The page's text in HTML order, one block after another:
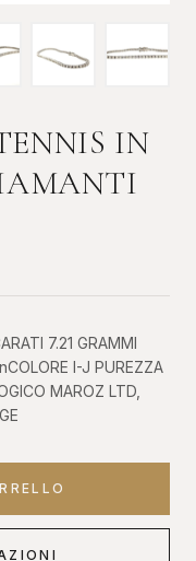
IN
7.21 GRAMMI
I-J PUREZZA
MAROZ LTD,